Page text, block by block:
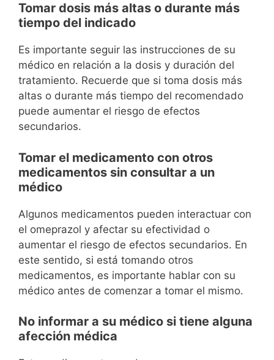
Tomar dosis más altas o durante más
tiempo del indicado
Es importante seguir las instrucciones de su
médico en relación a la dosis y duración del
tratamiento. Recuerde que si toma dosis más
altas o durante más tiempo del recomendado
puede aumentar el riesgo de efectos
secundarios.
Tomar el medicamento con otros
medicamentos sin consultar a un
médico
Algunos medicamentos pueden interactuar con
el omeprazol y afectar su efectividad o
aumentar el riesgo de efectos secundarios. En
este sentido, si está tomando otros
medicamentos, es importante hablar con su
médico antes de comenzar a tomar el mismo.
No informar a su médico si tiene alguna
afección médica